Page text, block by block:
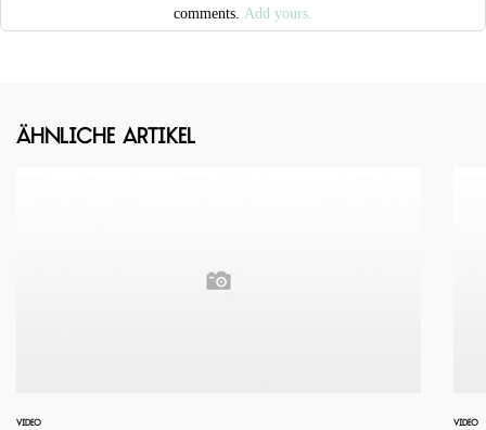
comments. Add yours.
Ähnliche Artikel
VIDEO VIDEO